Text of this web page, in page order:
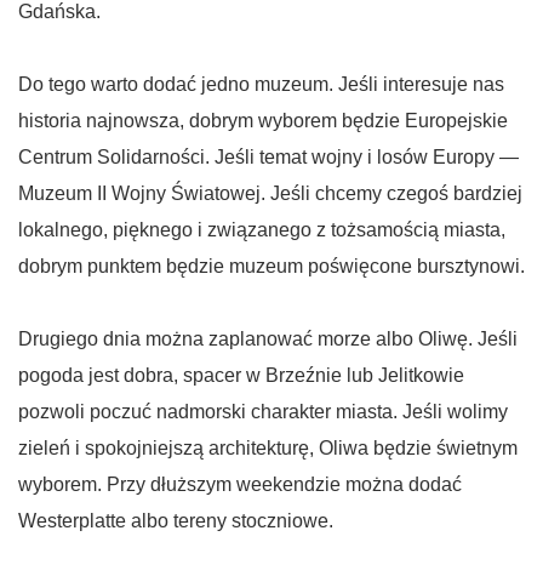
Gdańska.
Do tego warto dodać jedno muzeum. Jeśli interesuje nas
historia najnowsza, dobrym wyborem będzie Europejskie
Centrum Solidarności. Jeśli temat wojny i losów Europy —
Muzeum II Wojny Światowej. Jeśli chcemy czegoś bardziej
lokalnego, pięknego i związanego z tożsamością miasta,
dobrym punktem będzie muzeum poświęcone bursztynowi.
Drugiego dnia można zaplanować morze albo Oliwę. Jeśli
pogoda jest dobra, spacer w Brzeźnie lub Jelitkowie
pozwoli poczuć nadmorski charakter miasta. Jeśli wolimy
zieleń i spokojniejszą architekturę, Oliwa będzie świetnym
wyborem. Przy dłuższym weekendzie można dodać
Westerplatte albo tereny stoczniowe.